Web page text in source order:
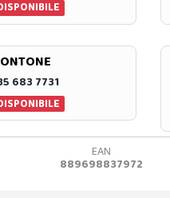
683 7731
EAN
889698837972